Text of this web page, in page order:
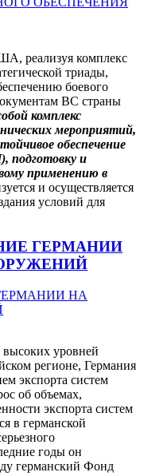
реализуя комплекс
триады,
боевого
ВС страны
комплекс
мероприятий,
обеспечение
подготовку и
применению в
и осуществляется
условий для
ГЕРМАНИИ
высоких уровней
регионе, Германия
экспорта систем
об объемах,
экспорта систем
в германской
годы он
германский Фонд